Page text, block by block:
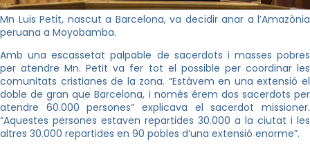
Mn Luis Petit, nascut a Barcelona, va decidir anar a l’Amazònia
peruana a Moyobamba.
Amb una escassetat palpable de sacerdots i masses pobres
per atendre Mn. Petit va fer tot el possible per coordinar les
comunitats cristianes de la zona. “Estàvem en una extensió el
doble de gran que Barcelona, i només érem dos sacerdots per
atendre 60.000 persones” explicava el sacerdot missioner.
“Aquestes persones estaven repartides 30.000 a la ciutat i les
altres 30.000 repartides en 90 pobles d’una extensió enorme”.